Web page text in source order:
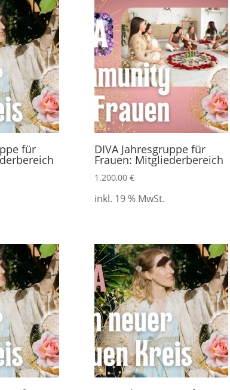
für DIVA Jahresgruppe für
Frauen: Mitgliederbereich
1.200,00 €
inkl. 19 % MwSt.